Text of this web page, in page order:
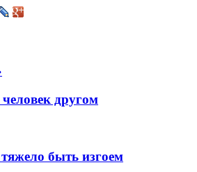
другом
быть изгоем